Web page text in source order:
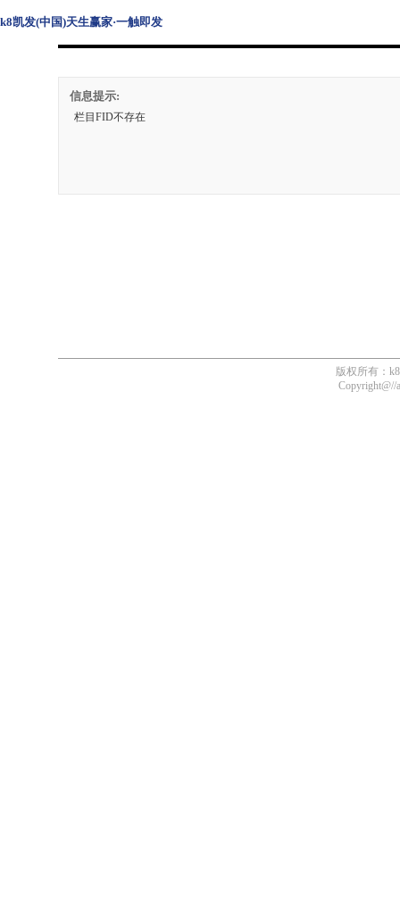
k8凯发(中国)天生赢家·一触即发
信息提示:
栏目FID不存在
版权所有：
Copyright@//